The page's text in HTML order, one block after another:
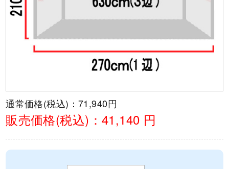
通常価格(税込)： 71,940円
販売価格(税込)： 41,140 円